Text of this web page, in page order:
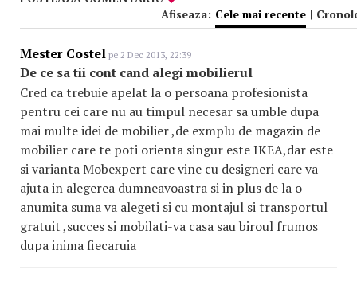
Afiseaza: Cele mai recente |
Mester Costel pe 2 Dec 2013, 22:39
De ce sa tii cont cand alegi mobilierul
Cred ca trebuie apelat la o persoana profesionista
pentru cei care nu au timpul necesar sa umble dupa
mai multe idei de mobilier ,de exmplu de magazin de
mobilier care te poti orienta singur este IKEA,dar este
si varianta Mobexpert care vine cu designeri care va
ajuta in alegerea dumneavoastra si in plus de la o
anumita suma va alegeti si cu montajul si transportul
gratuit ,succes si mobilati-va casa sau biroul frumos
dupa inima fiecaruia